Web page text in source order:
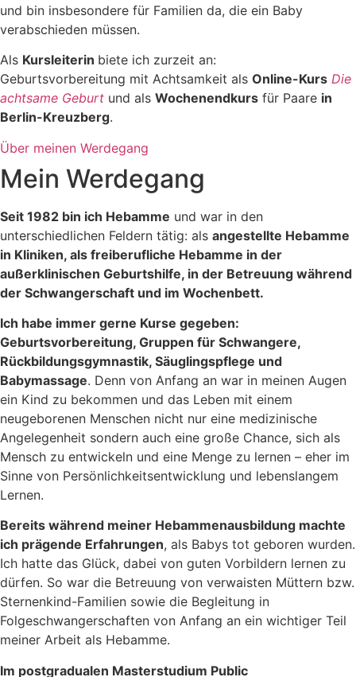
und bin insbesondere für Familien da, die ein Baby
verabschieden müssen.
Als Kursleiterin biete ich zurzeit an:
Geburtsvorbereitung mit Achtsamkeit als Online-Kurs Die
achtsame Geburt und als Wochenendkurs für Paare in
Berlin-Kreuzberg.
Über meinen Werdegang
Mein Werdegang
Seit 1982 bin ich Hebamme und war in den
unterschiedlichen Feldern tätig: als angestellte Hebamme
in Kliniken, als freiberufliche Hebamme in der
außerklinischen Geburtshilfe, in der Betreuung während
der Schwangerschaft und im Wochenbett.
Ich habe immer gerne Kurse gegeben:
Geburtsvorbereitung, Gruppen für Schwangere,
Rückbildungsgymnastik, Säuglingspflege und
Babymassage. Denn von Anfang an war in meinen Augen
ein Kind zu bekommen und das Leben mit einem
neugeborenen Menschen nicht nur eine medizinische
Angelegenheit sondern auch eine große Chance, sich als
Mensch zu entwickeln und eine Menge zu lernen – eher im
Sinne von Persönlichkeitsentwicklung und lebenslangem
Lernen.
Bereits während meiner Hebammenausbildung machte
ich prägende Erfahrungen, als Babys tot geboren wurden.
Ich hatte das Glück, dabei von guten Vorbildern lernen zu
dürfen. So war die Betreuung von verwaisten Müttern bzw.
Sternenkind-Familien sowie die Begleitung in
Folgeschwangerschaften von Anfang an ein wichtiger Teil
meiner Arbeit als Hebamme.
Im postgradualen Masterstudium Public